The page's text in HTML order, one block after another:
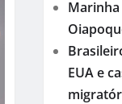
EUA e